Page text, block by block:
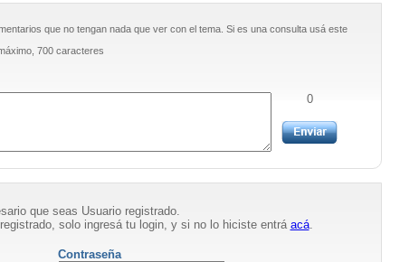
que no tengan nada que ver con el tema. Si es una consulta usá este
700 caracteres
0
que seas Usuario registrado.
solo ingresá tu login, y si no lo hiciste entrá acá.
Contraseña